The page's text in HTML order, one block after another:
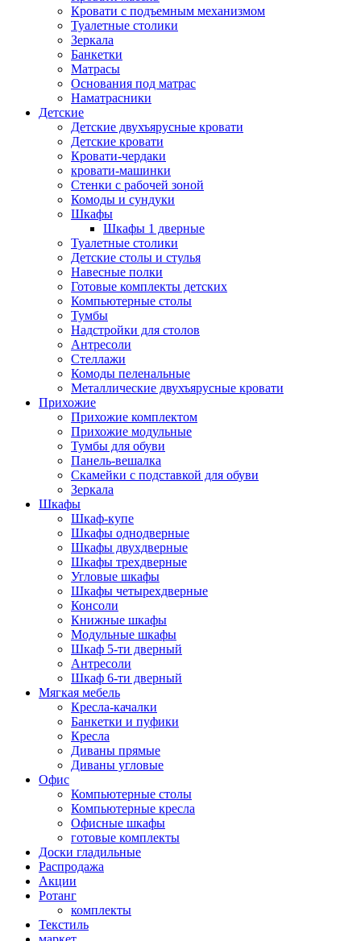
Кровати с подъемным механизмом
Туалетные столики
Зеркала
Банкетки
Матрасы
Основания под матрас
Наматрасники
Детские
Детские двухъярусные кровати
Детские кровати
Кровати-чердаки
кровати-машинки
Стенки с рабочей зоной
Комоды и сундуки
Шкафы
Шкафы 1 дверные
Туалетные столики
Детские столы и стулья
Навесные полки
Готовые комплекты детских
Компьютерные столы
Тумбы
Надстройки для столов
Антресоли
Стеллажи
Комоды пеленальные
Металлические двухъярусные кровати
Прихожие
Прихожие комплектом
Прихожие модульные
Тумбы для обуви
Панель-вешалка
Скамейки с подставкой для обуви
Зеркала
Шкафы
Шкаф-купе
Шкафы однодверные
Шкафы двухдверные
Шкафы трехдверные
Угловые шкафы
Шкафы четырехдверные
Консоли
Книжные шкафы
Модульные шкафы
Шкаф 5-ти дверный
Антресоли
Шкаф 6-ти дверный
Мягкая мебель
Кресла-качалки
Банкетки и пуфики
Кресла
Диваны прямые
Диваны угловые
Офис
Компьютерные столы
Компьютерные кресла
Офисные шкафы
готовые комплекты
Доски гладильные
Распродажа
Акции
Ротанг
комплекты
Текстиль